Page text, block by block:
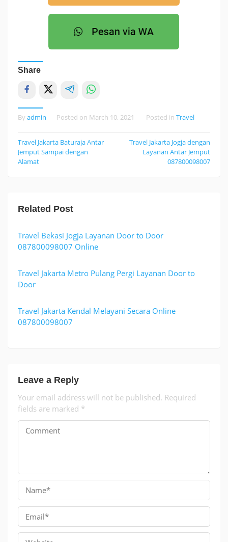
Share
By admin Posted on March 10, 2021 Posted in Travel
Post
navigation
Travel Jakarta Baturaja Antar
Jemput Sampai dengan
Alamat
Travel Jakarta Jogja dengan
Layanan Antar Jemput
087800098007
Related Post
Travel Bekasi Jogja Layanan Door to Door
087800098007 Online
Travel Jakarta Metro Pulang Pergi Layanan Door to
Door
Travel Jakarta Kendal Melayani Secara Online
087800098007
Leave a Reply
Your email address will not be published. Required
fields are marked *